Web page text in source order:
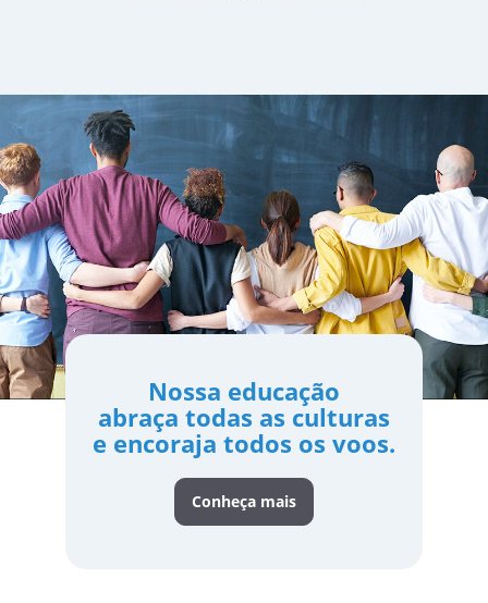
Nossa educação
abraça todas as culturas
e encoraja todos os voos.
Conheça mais